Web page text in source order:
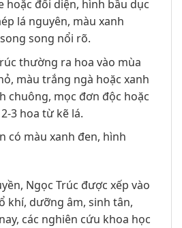
hoặc đối diện, hình bầu dục
lá nguyên, màu xanh
song nổi rõ.
thường ra hoa vào mùa
màu trắng ngà hoặc xanh
chuông, mọc đơn độc hoặc
3 hoa từ kẽ lá.
có màu xanh đen, hình
Ngọc Trúc được xếp vào
khí, dưỡng âm, sinh tân,
các nghiên cứu khoa học